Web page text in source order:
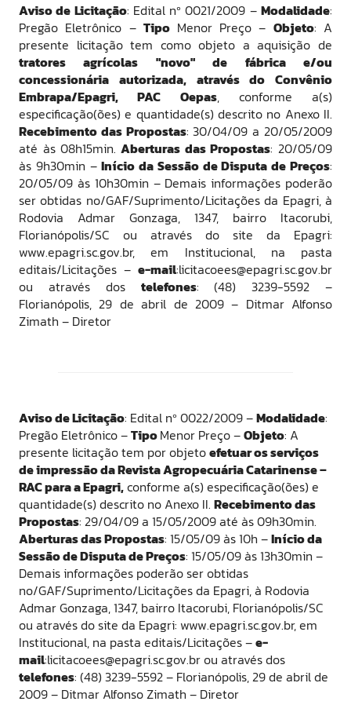
Aviso de Licitação: Edital nº 0021/2009 –Modalidade:
Pregão Eletrônico –Tipo Menor Preço – Objeto: A
presente licitação tem como objeto a aquisição de
tratores agrícolas "novo" de fábrica e/ou
concessionária autorizada, através do Convênio
Embrapa/Epagri, PAC Oepas, conforme a(s)
especificação(ões) e quantidade(s) descrito no Anexo II.
Recebimento das Propostas: 30/04/09 a 20/05/2009
até às 08h15min. Aberturas das Propostas: 20/05/09
às 9h30min –Início da Sessão de Disputa de Preços:
20/05/09 às 10h30min – Demais informações poderão
ser obtidas no/GAF/Suprimento/Licitações da Epagri, à
Rodovia Admar Gonzaga, 1347, bairro Itacorubi,
Florianópolis/SC ou através do site da Epagri:
www.epagri.sc.gov.br, em Institucional, na pasta
editais/Licitações – e-mail:licitacoees@epagri.sc.gov.br
ou através dos telefones: (48) 3239-5592 –
Florianópolis, 29 de abril de 2009 – Ditmar Alfonso
Zimath – Diretor
Aviso de Licitação: Edital nº 0022/2009 –Modalidade:
Pregão Eletrônico –TipoMenor Preço –Objeto: A
presente licitação tem por objetoefetuar os serviços
de impressão da Revista Agropecuária Catarinense –
RAC para a Epagri,conforme a(s) especificação(ões) e
quantidade(s) descrito no Anexo II. Recebimento das
Propostas: 29/04/09 a 15/05/2009 até às 09h30min.
Aberturas das Propostas: 15/05/09 às 10h –Início da
Sessão de Disputa de Preços: 15/05/09 às 13h30min –
Demais informações poderão ser obtidas
no/GAF/Suprimento/Licitações da Epagri, à Rodovia
Admar Gonzaga, 1347, bairro Itacorubi, Florianópolis/SC
ou através do site da Epagri: www.epagri.sc.gov.br, em
Institucional, na pasta editais/Licitações –e-
mail:licitacoees@epagri.sc.gov.br ou através dos
telefones: (48) 3239-5592 – Florianópolis, 29 de abril de
2009 – Ditmar Alfonso Zimath – Diretor